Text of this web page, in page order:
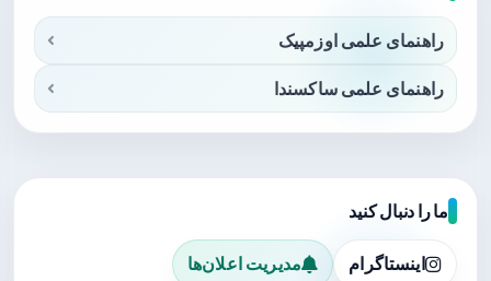
راهنمای علمی اوزمپیک
راهنمای علمی ساکسندا
ما را دنبال کنید
اینستاگرام مدیریت اعلان‌ها